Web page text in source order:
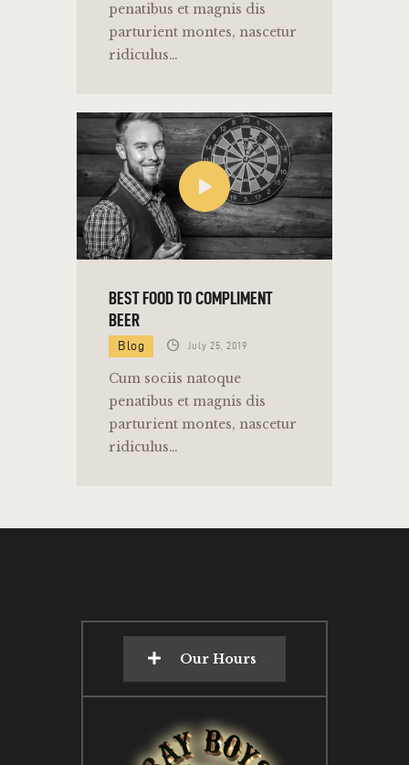
penatibus et magnis dis
parturient montes, nascetur
ridiculus…
BEST FOOD TO COMPLIMENT
BEER
Blog July 25, 2019
Cum sociis natoque
penatibus et magnis dis
parturient montes, nascetur
ridiculus…
Our Hours